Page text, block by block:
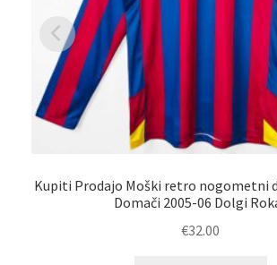
Kupiti Prodajo Moški retro nogometni
Domači 2005-06 Dolgi
€32.00